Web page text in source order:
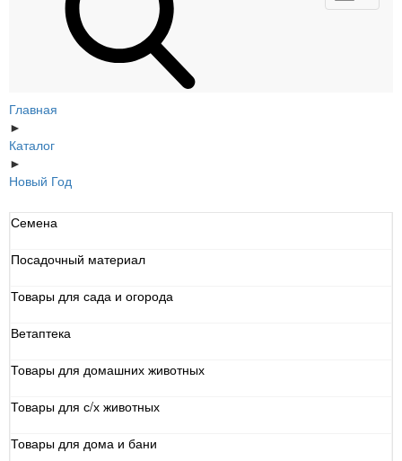
Главная
►
Каталог
►
Новый Год
Семена
Посадочный материал
Товары для сада и огорода
Ветаптека
Товары для домашних животных
Товары для с/х животных
Товары для дома и бани